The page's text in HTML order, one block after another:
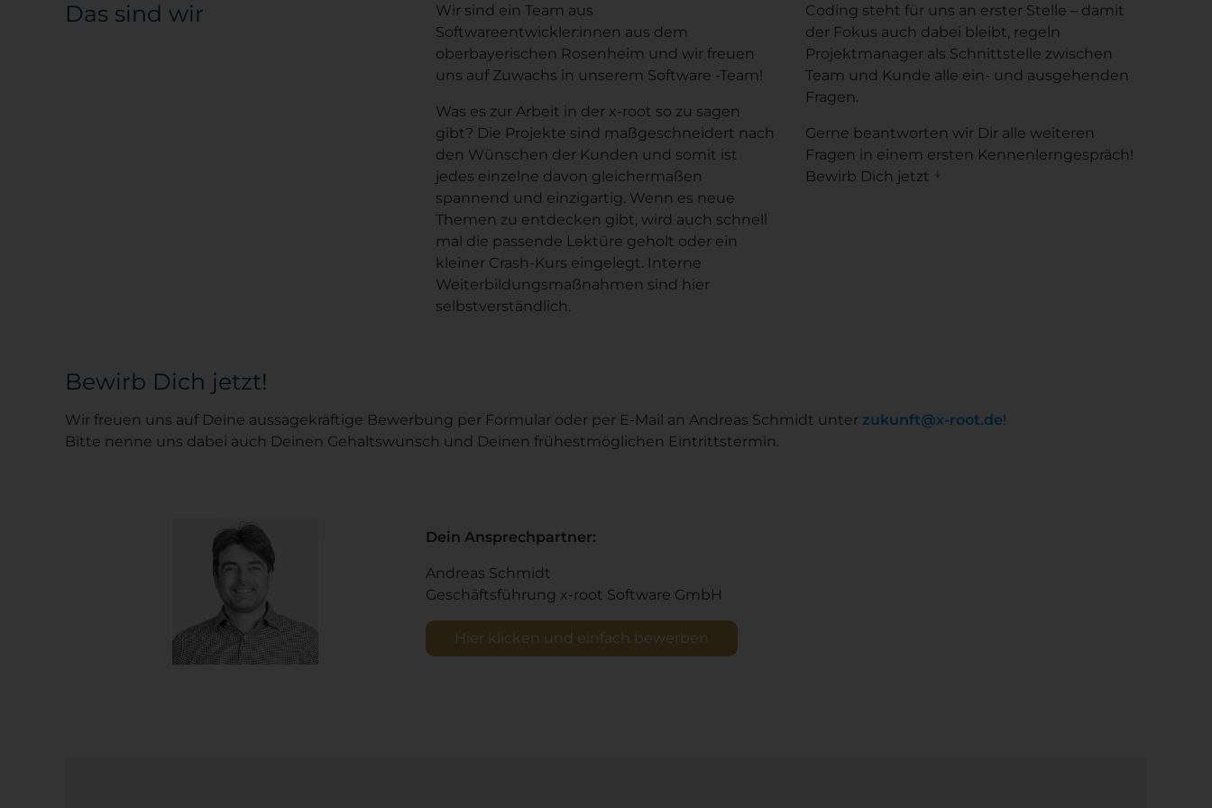
Das sind wir
Wir sind ein Team aus
Softwareentwickler:innen aus dem
oberbayerischen Rosenheim und wir freuen
uns auf Zuwachs in unserem Software -Team!
Was es zur Arbeit in der x-root so zu sagen
gibt? Die Projekte sind maßgeschneidert nach
den Wünschen der Kunden und somit ist
jedes einzelne davon gleichermaßen
spannend und einzigartig. Wenn es neue
Themen zu entdecken gibt, wird auch schnell
mal die passende Lektüre geholt oder ein
kleiner Crash-Kurs eingelegt. Interne
Weiterbildungsmaßnahmen sind hier
selbstverständlich.
Coding steht für uns an erster Stelle – damit
der Fokus auch dabei bleibt, regeln
Projektmanager als Schnittstelle zwischen
Team und Kunde alle ein- und ausgehenden
Fragen.
Gerne beantworten wir Dir alle weiteren
Fragen in einem ersten Kennenlerngespräch!
Bewirb Dich jetzt ᛎ
Bewirb Dich jetzt!
Wir freuen uns auf Deine aussagekräftige Bewerbung per Formular oder per E-Mail an Andreas Schmidt unter zukunft@x-root.de!
Bitte nenne uns dabei auch Deinen Gehaltswunsch und Deinen frühestmöglichen Eintrittstermin.
Dein Ansprechpartner:
Andreas Schmidt
Geschäftsführung x-root Software GmbH
Hier klicken und einfach bewerben